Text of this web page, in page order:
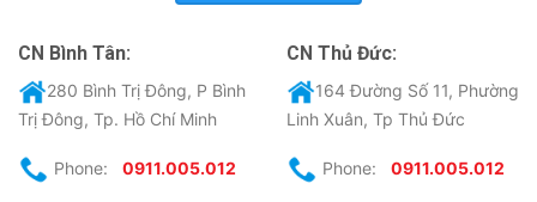
CN Bình Tân:
280 Bình Trị Đông, P Bình
Trị Đông, Tp. Hồ Chí Minh
Phone: 0911.005.012
CN Thủ Đức:
164 Đường Số 11, Phường
Linh Xuân, Tp Thủ Đức
Phone: 0911.005.012